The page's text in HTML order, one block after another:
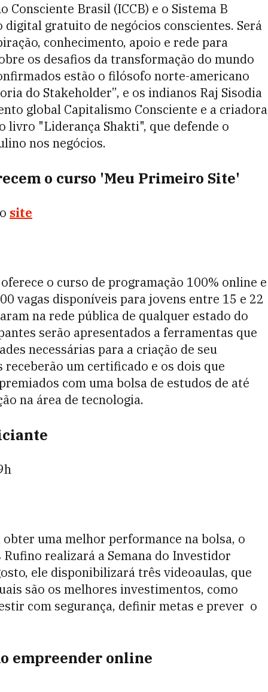
Brasil (ICCB) e o Sistema B
gratuito de negócios conscientes. Será
conhecimento, apoio e rede para
os desafios da transformação do mundo
estão o filósofo norte-americano
do Stakeholder”, e os indianos Raj Sisodia
global Capitalismo Consciente e a criadora
livro "Liderança Shakti", que defende o
nos negócios.
o curso 'Meu Primeiro Site'
site
o curso de programação 100% online e
vagas disponíveis para jovens entre 15 e 22
na rede pública de qualquer estado do
serão apresentados a ferramentas que
necessárias para a criação de seu
um certificado e os dois que
com uma bolsa de estudos de até
na área de tecnologia.
uma melhor performance na bolsa, o
realizará a Semana do Investidor
ele disponibilizará três videoaulas, que
são os melhores investimentos, como
com segurança, definir metas e prever o
empreender online